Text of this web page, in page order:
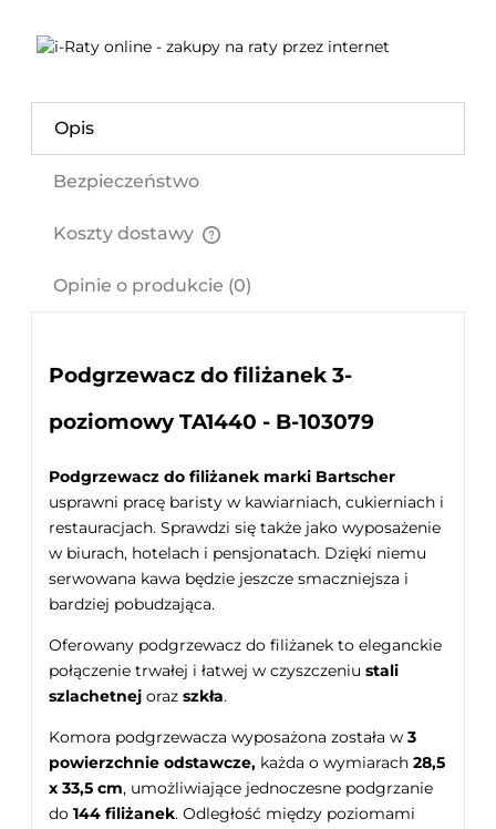
Opis
Bezpieczeństwo
Koszty dostawy
Opinie o produkcie (0)
Podgrzewacz do filiżanek 3-
poziomowy TA1440 - B-103079
Podgrzewacz do filiżanek marki Bartscher
usprawni pracę baristy w kawiarniach, cukierniach i
restauracjach. Sprawdzi się także jako wyposażenie
w biurach, hotelach i pensjonatach. Dzięki niemu
serwowana kawa będzie jeszcze smaczniejsza i
bardziej pobudzająca.
Oferowany podgrzewacz do filiżanek to eleganckie
połączenie trwałej i łatwej w czyszczeniu stali
szlachetnej oraz szkła.
Komora podgrzewacza wyposażona została w 3
powierzchnie odstawcze, każda o wymiarach 28,5
x 33,5 cm, umożliwiające jednoczesne podgrzanie
do 144 filiżanek. Odległość między poziomami